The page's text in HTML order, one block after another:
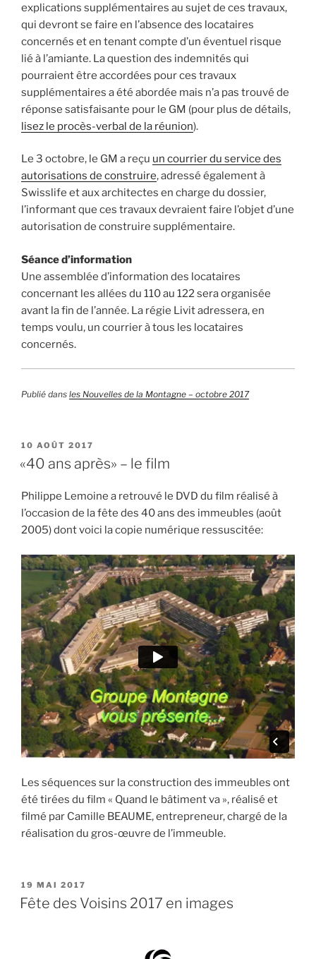
explications supplémentaires au sujet de ces travaux,
qui devront se faire en l’absence des locataires
concernés et en tenant compte d’un éventuel risque
lié à l’amiante. La question des indemnités qui
pourraient être accordées pour ces travaux
supplémentaires a été abordée mais n’a pas trouvé de
réponse satisfaisante pour le GM (pour plus de détails,
lisez le procès-verbal de la réunion).
Le 3 octobre, le GM a reçu un courrier du service des
autorisations de construire, adressé également à
Swisslife et aux architectes en charge du dossier,
l’informant que ces travaux devraient faire l’objet d’une
autorisation de construire supplémentaire.
Séance d’information
Une assemblée d’information des locataires
concernant les allées du 110 au 122 sera organisée
avant la fin de l’année. La régie Livit adressera, en
temps voulu, un courrier à tous les locataires
concernés.
Publié dans les Nouvelles de la Montagne – octobre 2017
PUBLIÉ
LE
10 AOÛT 2017
«40 ans après» – le film
Philippe Lemoine a retrouvé le DVD du film réalisé à
l’occasion de la fête des 40 ans des immeubles (août
2005) dont voici la copie numérique ressuscitée:
Les séquences sur la construction des immeubles ont
été tirées du film « Quand le bâtiment va », réalisé et
filmé par Camille BEAUME, entrepreneur, chargé de la
réalisation du gros-œuvre de l’immeuble.
PUBLIÉ
LE
19 MAI 2017
Fête des Voisins 2017 en images